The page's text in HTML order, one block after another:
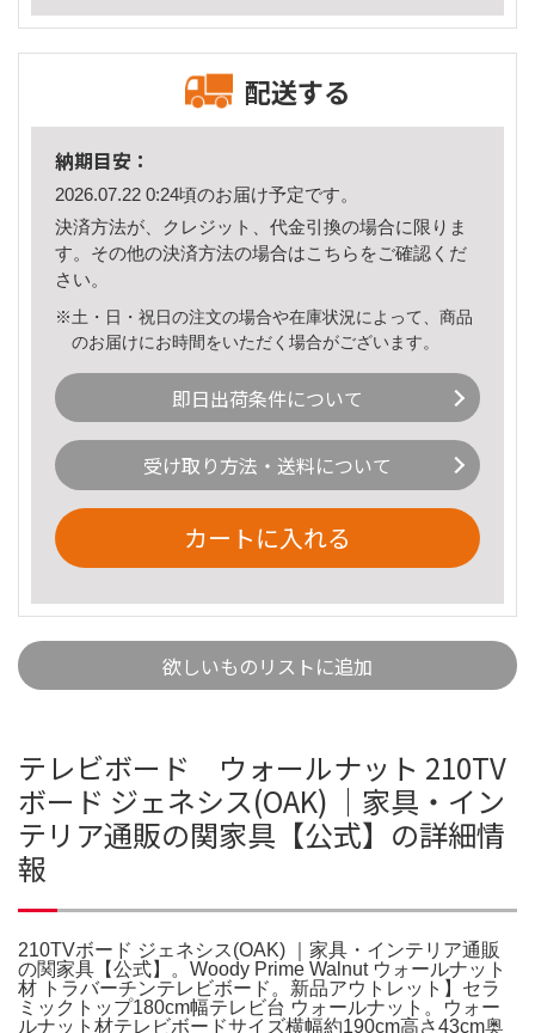
配送する
納期目安：
2026.07.22 0:24頃のお届け予定です。
決済方法が、クレジット、代金引換の場合に限りま
す。その他の決済方法の場合はこちら をご確認くだ
さい。
※土・日・祝日の注文の場合や在庫状況によって、商品
のお届けにお時間をいただく場合がございます。
即日出荷条件について
受け取り方法・送料について
カートに入れる
欲しいものリストに追加
テレビボード ウォールナット 210TV
ボード ジェネシス(OAK) ｜家具・イン
テリア通販の関家具【公式】の詳細情
報
210TVボード ジェネシス(OAK) ｜家具・インテリア通販
の関家具【公式】。Woody Prime Walnut ウォールナット
材 トラバーチンテレビボード。新品アウトレット】セラ
ミックトップ180cm幅テレビ台 ウォールナット。ウォー
ルナット材テレビボードサイズ横幅約190cm高さ43cm奥